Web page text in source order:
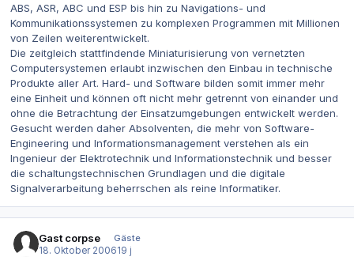
ABS, ASR, ABC und ESP bis hin zu Navigations- und
Kommunikationssystemen zu komplexen Programmen mit Millionen
von Zeilen weiterentwickelt.
Die zeitgleich stattfindende Miniaturisierung von vernetzten
Computersystemen erlaubt inzwischen den Einbau in technische
Produkte aller Art. Hard- und Software bilden somit immer mehr
eine Einheit und können oft nicht mehr getrennt von einander und
ohne die Betrachtung der Einsatzumgebungen entwickelt werden.
Gesucht werden daher Absolventen, die mehr von Software-
Engineering und Informationsmanagement verstehen als ein
Ingenieur der Elektrotechnik und Informationstechnik und besser
die schaltungstechnischen Grundlagen und die digitale
Signalverarbeitung beherrschen als reine Informatiker.
Gast corpse
Gäste
18. Oktober 200619 j